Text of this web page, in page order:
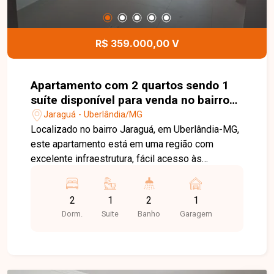
perca a chance de adquirir seu imóvel no coração
do Santa Mônica! Entre em contato conosco
agora mesmo, agende sua visita e venha
conhecer pessoalmente cada detalhe do seu
R$ 359.000,00 V
Apartamento com 2 quartos sendo 1
suíte disponível para venda no bairro
Jaraguá em Uberlândia-MG
Jaraguá - Uberlândia/MG
Localizado no bairro Jaraguá, em Uberlândia-MG,
este apartamento está em uma região com
excelente infraestrutura, fácil acesso às
universidades, supermercados, escolas,
farmácias, restaurantes e diversos comércios e
serviços, oferecendo praticidade, conforto e
2
Dorm.
1
Suite
2
Banho
1
Garagem